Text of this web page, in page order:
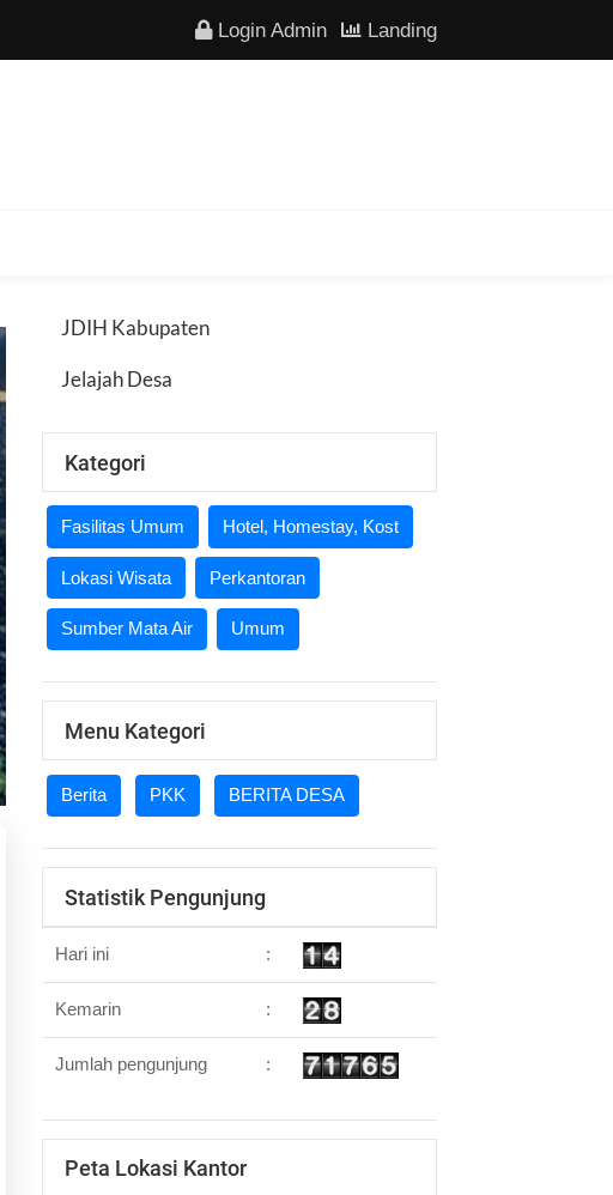
Login Admin Landing
JDIH Kabupaten
Jelajah Desa
Kategori
Fasilitas Umum Hotel, Homestay, Kost
Lokasi Wisata Perkantoran
Sumber Mata Air Umum
Menu Kategori
Berita PKK BERITA DESA
Statistik Pengunjung
Hari ini :
Kemarin :
Jumlah pengunjung :
Peta Lokasi Kantor